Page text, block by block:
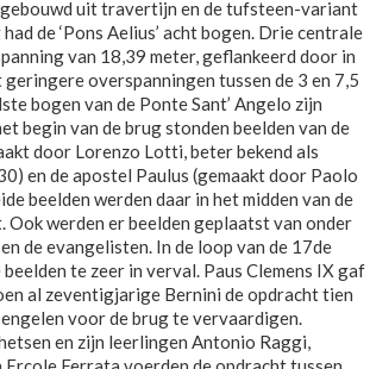
uit travertijn en de tufsteen-variant
de ‘Pons Aelius’ acht bogen. Drie centrale
van 18,39 meter, geflankeerd door in
overspanningen tussen de 3 en 7,5
bogen van de Ponte Sant’ Angelo zijn
begin van de brug stonden beelden van de
door Lorenzo Lotti, beter bekend als
en de apostel Paulus (gemaakt door Paolo
beelden werden daar in het midden van de
Ook werden er beelden geplaatst van onder
de evangelisten. In de loop van de 17de
te zeer in verval. Paus Clemens IX gaf
al zeventigjarige Bernini de opdracht tien
voor de brug te vervaardigen.
en zijn leerlingen Antonio Raggi,